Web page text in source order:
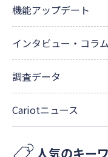
機能アップデート
インタビュー・コラ
調査データ
Cariotニュース
人気のキー